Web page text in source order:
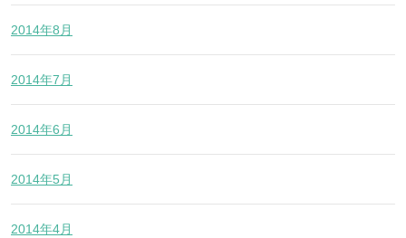
2014年8月
2014年7月
2014年6月
2014年5月
2014年4月